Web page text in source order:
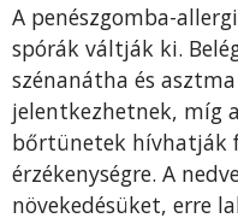
A penészgomba-
spórák váltják ki.
szénanátha és
jelentkezhetnek, míg
bőrtünetek hívhatják
érzékenységre. A
növekedésüket, erre